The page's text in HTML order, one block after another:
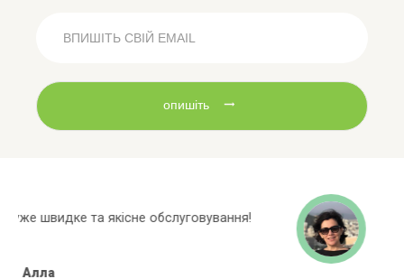
опишіть
Широкий асортиментний ряд, багато